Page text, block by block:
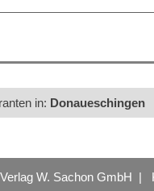
in: Donaueschingen
W. Sachon GmbH |